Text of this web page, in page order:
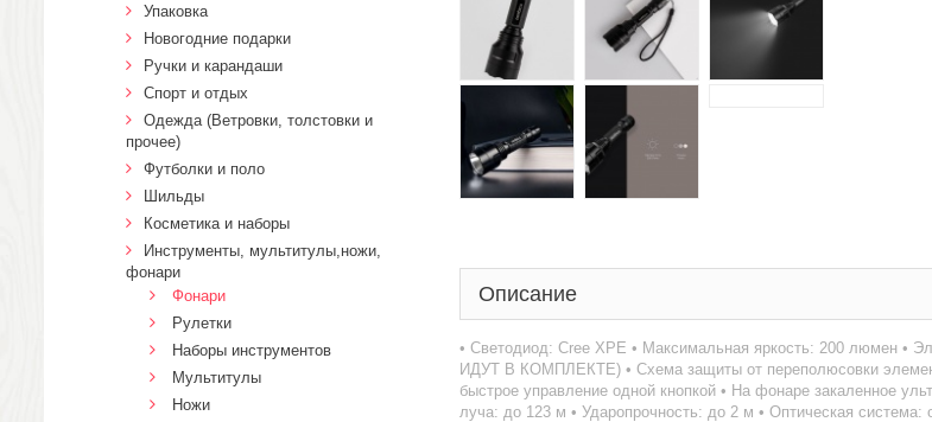
Описание
• Светодиод: Cree XPE • Максимальная яркость: 200 люмен •
ИДУТ В КОМПЛЕКТЕ) • Схема защиты от переполюсовки
быстрое управление одной кнопкой • На фонаре закаленное
луча: до 123 м • Ударопрочность: до 2 м • Оптическая
Упаковка
Новогодние подарки
Ручки и карандаши
Спорт и отдых
Одежда (Ветровки, толстовки и
прочее)
Футболки и поло
Шильды
Косметика и наборы
Инструменты, мультитулы,ножи,
фонари
Фонари
Рулетки
Наборы инструментов
Мультитулы
Ножи